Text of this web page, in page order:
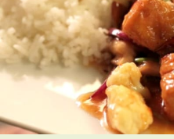
Články
TV Program
Škola vaření